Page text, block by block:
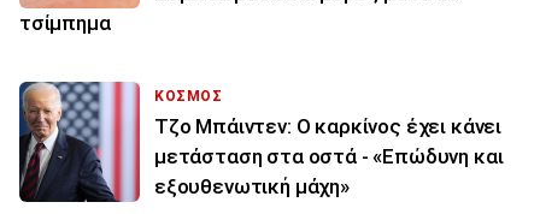
τσίμπημα
ΚΟΣΜΟΣ
Τζο Μπάιντεν: Ο καρκίνος έχει κάνει
μετάσταση στα οστά - «Επώδυνη και
εξουθενωτική μάχη»